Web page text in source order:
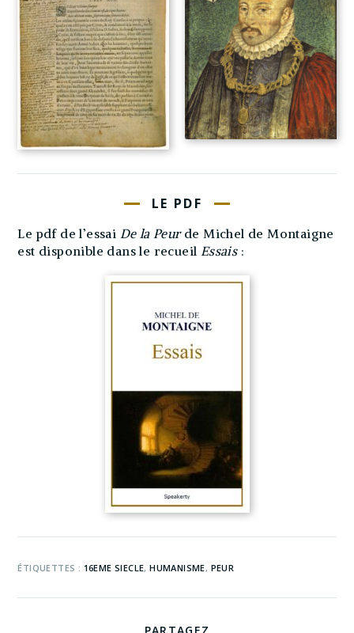
LE PDF
Le pdf de l’essai De la Peurde Michel de Montaigne
est disponible dans le recueil Essais:
ÉTIQUETTES : 16EME SIECLE, HUMANISME, PEUR